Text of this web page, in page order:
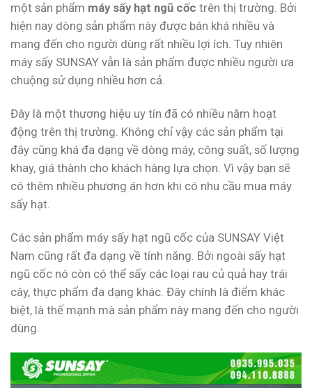
một sản phẩm máy sấy hạt ngũ cốc trên thị trường. Bởi
hiện nay dòng sản phẩm này được bán khá nhiều và
mang đến cho người dùng rất nhiều lợi ích. Tuy nhiên
máy sấy SUNSAY vẫn là sản phẩm được nhiều người ưa
chuộng sử dụng nhiều hơn cả.
Đây là một thương hiệu uy tín đã có nhiều năm hoạt
động trên thị trường. Không chỉ vậy các sản phẩm tại
đây cũng khá đa dạng về dòng máy, công suất, số lượng
khay, giá thành cho khách hàng lựa chọn. Vì vậy bạn sẽ
có thêm nhiều phương án hơn khi có nhu cầu mua máy
sấy hạt.
Các sản phẩm máy sấy hạt ngũ cốc của SUNSAY Việt
Nam cũng rất đa dạng về tính năng. Bởi ngoài sấy hạt
ngũ cốc nó còn có thể sấy các loại rau củ quả hay trái
cây, thực phẩm đa dạng khác. Đây chính là điểm khác
biệt, là thế mạnh mà sản phẩm này mang đến cho người
dùng.